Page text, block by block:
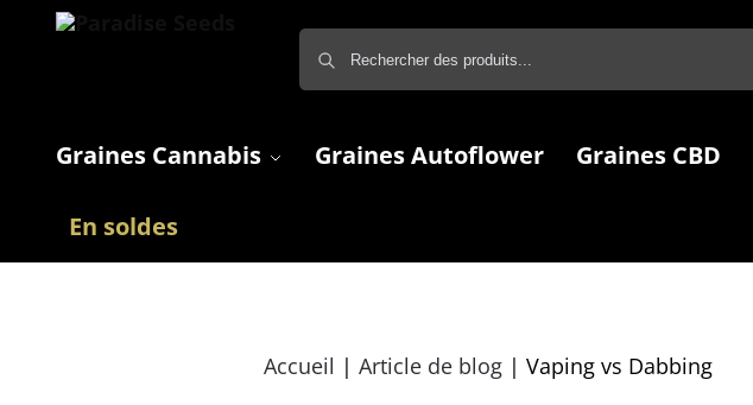
Graines Cannabis Graines Autoflower Graines CBD
En soldes
Accueil |Article de blog |Vaping vs Dabbing